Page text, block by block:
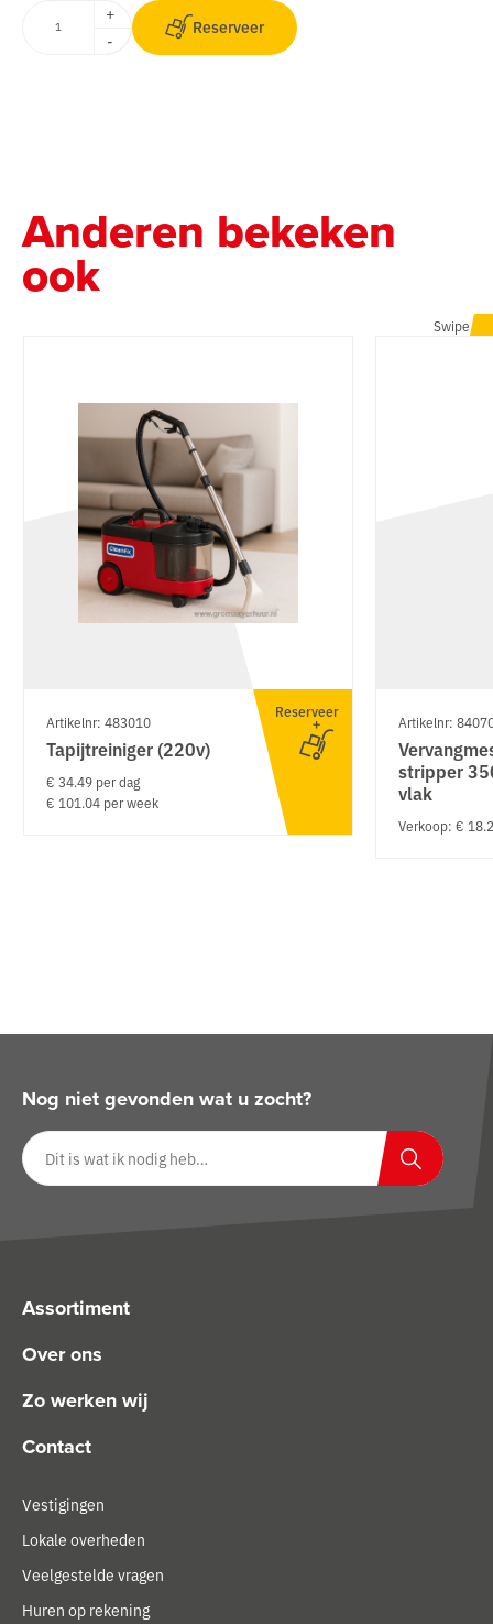
+
-
Reserveer
Anderen bekeken
ook
Swipe
Artikelnr: 483010
Tapijtreiniger (220v)
€ 34.49 per dag
€ 101.04 per week
Reserveer
Artikelnr:
stripper
vlak
Verkoop: €
Nog niet gevonden wat u zocht?
Zoeken op website
Zoeken
Assortiment
Over ons
Zo werken wij
Contact
Vestigingen
Lokale overheden
Veelgestelde vragen
Huren op rekening